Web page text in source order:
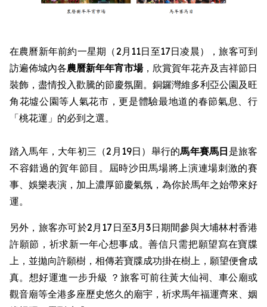
在農曆新年前約一星期（2月11日至17日凌晨），旅客可到
訪遍佈城內各農曆新年年宵市場，欣賞賀年花卉及吉祥節日
裝飾，盡情投入歡騰的節慶氛圍。銅鑼灣維多利亞公園及旺
角花墟公園等人氣花市，更是體驗最地道的春節氣息、行
「桃花運」的必到之選。
踏入馬年，大年初三（2月19日）舉行的馬年賽馬日 是旅客
不容錯過的賀年節目。屆時沙田馬場將上演連場刺激的賽
事、娛樂表演，加上濃厚節慶氣氛，為你於馬年之始帶來好
運。
另外，旅客亦可於2月17日至3月3日期間參與大埔林村香港
許願節，祈求新一年心想事成。善信只需把願望寫在寶牒
上，並拋向許願樹，相傳若寶牒成功掛在樹上，願望便會成
真。想好運進一步升級 ？旅客可前往黃大仙祠、車公廟或
觀音廟等全港多座歷史悠久的廟宇，祈求馬年福運齊來、姻